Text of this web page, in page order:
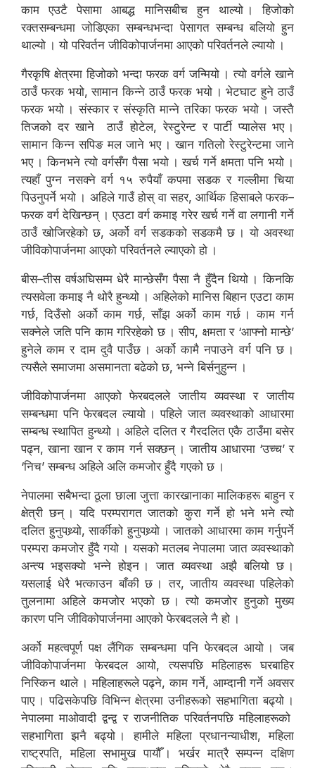
काम एउटै पेसामा आबद्ध मानिसबीच हुन थाल्यो । हिजोको
रक्तसम्बन्धमा जोडिएका सम्बन्धभन्दा पेसागत सम्बन्ध बलियो हुन
थाल्यो । यो परिवर्तन जीविकोपार्जनमा आएको परिवर्तनले ल्यायो ।
गैरकृषि क्षेत्रमा हिजोको भन्दा फरक वर्ग जन्मियो । त्यो वर्गले खाने
ठाउँ फरक भयो, सामान किन्ने ठाउँ फरक भयो । भेटघाट हुने ठाउँ
फरक भयो । संस्कार र संस्कृति मान्ने तरिका फरक भयो । जस्तै
तिजको दर खाने ठाउँ होटेल, रेस्टुरेन्ट र पार्टी प्यालेस भए ।
सामान किन्न सपिङ मल जाने भए । खान गतिलो रेस्टुरेन्टमा जाने
भए । किनभने त्यो वर्गसँग पैसा भयो । खर्च गर्ने क्षमता पनि भयो ।
त्यहाँ पुग्न नसक्ने वर्ग १५ रुपैयाँ कपमा सडक र गल्लीमा चिया
पिउनुपर्ने भयो । अहिले गाउँ होस् वा सहर, आर्थिक हिसाबले फरक–
फरक वर्ग देखिन्छन् । एउटा वर्ग कमाइ गरेर खर्च गर्ने वा लगानी गर्ने
ठाउँ खोजिरहेको छ, अर्को वर्ग सडकको सडकमै छ । यो अवस्था
जीविकोपार्जनमा आएको परिवर्तनले ल्याएको हो ।
बीस–तीस वर्षअघिसम्म धेरै मान्छेसँग पैसा नै हुँदैन थियो । किनकि
त्यसवेला कमाइ नै थोरै हुन्थ्यो । अहिलेको मानिस बिहान एउटा काम
गर्छ, दिउँसो अर्को काम गर्छ, साँझ अर्को काम गर्छ । काम गर्न
सक्नेले जति पनि काम गरिरहेको छ । सीप, क्षमता र ‘आफ्नो मान्छे’
हुनेले काम र दाम दुवै पाउँछ । अर्को कामै नपाउने वर्ग पनि छ ।
त्यसैले समाजमा असमानता बढेको छ, भन्ने बिर्सनुहुन्न ।
जीविकोपार्जनमा आएको फेरबदलले जातीय व्यवस्था र जातीय
सम्बन्धमा पनि फेरबदल ल्यायो । पहिले जात व्यवस्थाको आधारमा
सम्बन्ध स्थापित हुन्थ्यो । अहिले दलित र गैरदलित एकै ठाउँमा बसेर
पढ्न, खाना खान र काम गर्न सक्छन् । जातीय आधारमा ‘उच्च’ र
‘निच’ सम्बन्ध अहिले अलि कमजोर हुँदै गएको छ ।
नेपालमा सबैभन्दा ठूला छाला जुत्ता कारखानाका मालिकहरू बाहुन र
क्षेत्री छन् । यदि परम्परागत जातको कुरा गर्ने हो भने भने त्यो
दलित हुनुपथ्र्यो, सार्कीको हुनुपथ्र्यो । जातको आधारमा काम गर्नुपर्ने
परम्परा कमजोर हुँदै गयो । यसको मतलब नेपालमा जात व्यवस्थाको
अन्त्य भइसक्यो भन्ने होइन । जात व्यवस्था अझै बलियो छ ।
यसलाई धेरै भत्काउन बाँकी छ । तर, जातीय व्यवस्था पहिलेको
तुलनामा अहिले कमजोर भएको छ । त्यो कमजोर हुनुको मुख्य
कारण पनि जीविकोपार्जनमा आएको फेरबदलले नै हो ।
अर्को महत्वपूर्ण पक्ष लैंगिक सम्बन्धमा पनि फेरबदल आयो । जब
जीविकोपार्जनमा फेरबदल आयो, त्यसपछि महिलाहरू घरबाहिर
निस्किन थाले । महिलाहरूले पढ्ने, काम गर्ने, आम्दानी गर्ने अवसर
पाए । पढिसकेपछि विभिन्न क्षेत्रमा उनीहरूको सहभागिता बढ्यो ।
नेपालमा माओवादी द्वन्द्व र राजनीतिक परिवर्तनपछि महिलाहरूको
सहभागिता झनै बढ्यो । हामीले महिला प्रधानन्याधीश, महिला
राष्ट्रपति, महिला सभामुख पायौँ । भर्खर मात्रै सम्पन्न दक्षिण